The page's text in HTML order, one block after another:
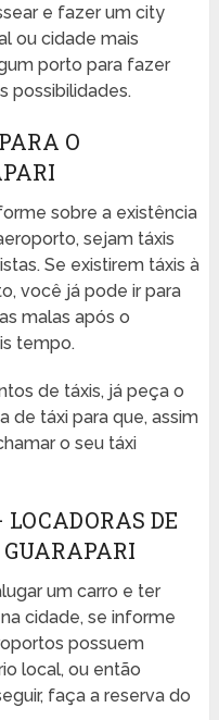
e fazer um city
ou cidade mais
porto para fazer
possibilidades.
O
sobre a existência
sejam táxis
Se existirem táxis à
você já pode ir para
malas após o
tempo.
de táxis, já peça o
de táxi para que, assim
o seu táxi
DE
GUARAPARI
um carro e ter
cidade, se informe
possuem
local, ou então
faça a reserva do